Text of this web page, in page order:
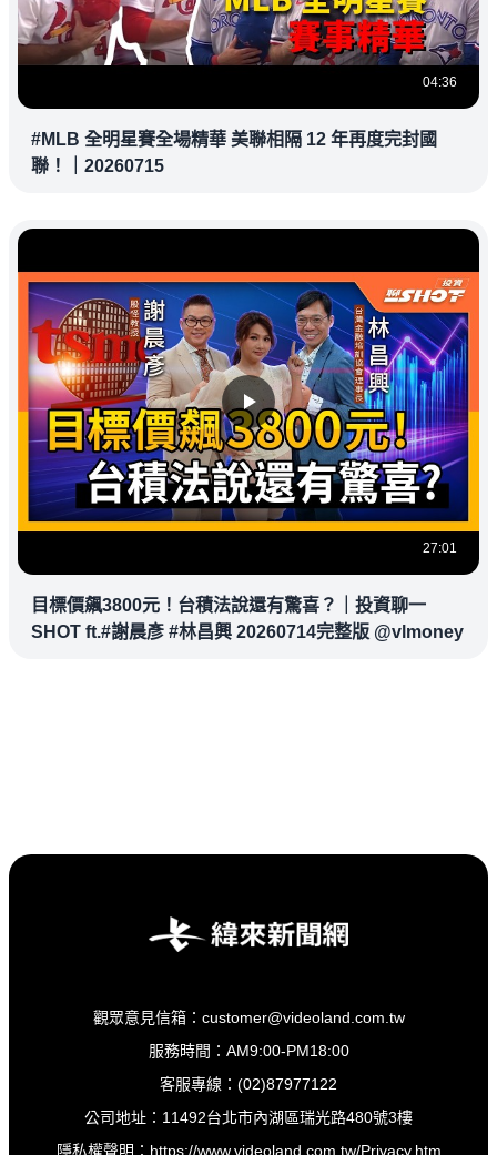
04:36
#MLB 全明星賽全場精華 美聯相隔 12 年再度完封國
聯！｜20260715
27:01
目標價飆3800元！台積法說還有驚喜？｜投資聊一
SHOT ft.#謝晨彥 #林昌興 20260714完整版 @vlmoney
觀眾意見信箱：customer@videoland.com.tw
服務時間：AM9:00-PM18:00
客服專線：(02)87977122
公司地址：11492台北市內湖區瑞光路480號3樓
隱私權聲明： https://www.videoland.com.tw/Privacy.htm